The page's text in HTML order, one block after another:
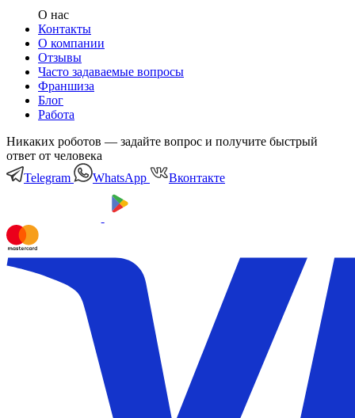
О нас
Контакты
О компании
Отзывы
Часто задаваемые вопросы
Франшиза
Блог
Работа
Никаких роботов — задайте вопрос и получите быстрый
ответ от человека
Telegram
WhatsApp Вконтакте